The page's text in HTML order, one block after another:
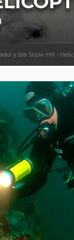
y Isla Snow Hill -